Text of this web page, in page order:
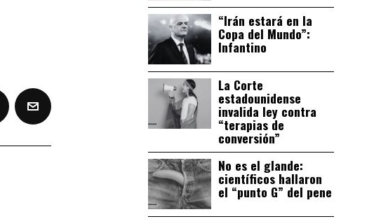
“Irán estará en la
Copa del Mundo”:
Infantino
La Corte
estadounidense
invalida ley contra
“terapias de
conversión”
No es el glande:
científicos hallaron
el “punto G” del pene